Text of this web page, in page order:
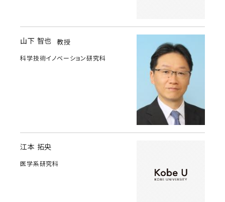
山下 智也 教授
科学技術イノベーション研究科
江本 拓央
医学系研究科